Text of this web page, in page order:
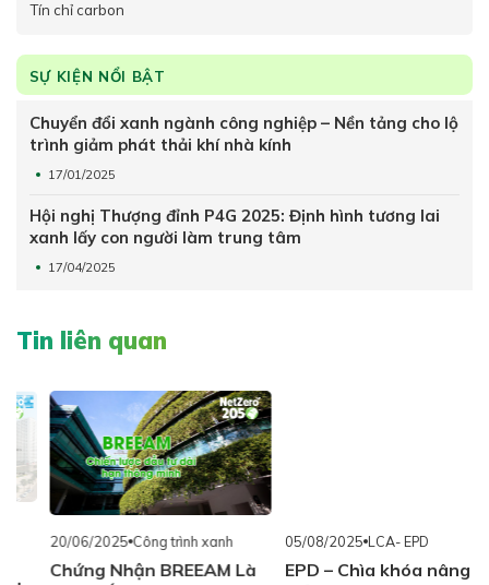
Tín chỉ carbon
SỰ KIỆN NỔI BẬT
Chuyển đổi xanh ngành công nghiệp – Nền tảng cho lộ
trình giảm phát thải khí nhà kính
17/01/2025
Hội nghị Thượng đỉnh P4G 2025: Định hình tương lai
xanh lấy con người làm trung tâm
17/04/2025
Tin liên quan
20/06/2025 Công trình xanh
Chứng Nhận BREEAM Là
05/08/2025 LCA- EPD
EPD – Chìa khóa nâng